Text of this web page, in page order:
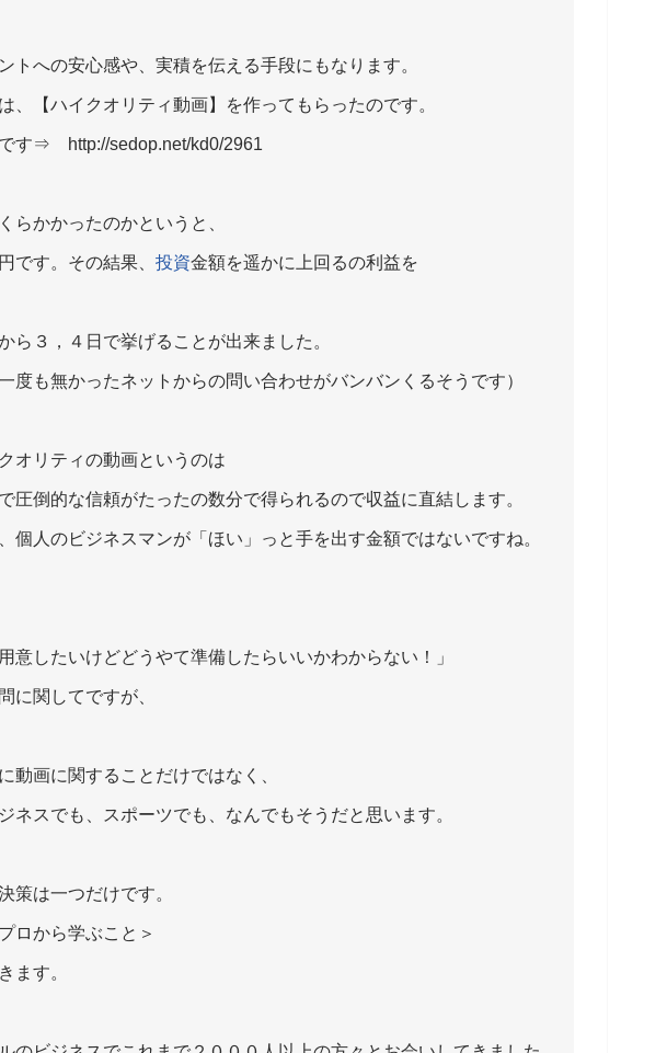
トへの安心感や、実積を伝える手段にもなります。
、【ハイクオリティ動画】を作ってもらったのです。
す⇒ http://sedop.net/kd0/2961
らかかったのかというと、
です。その結果、 投資金額を遥かに上回るの利益を
ら３，４日で挙げることが出来ました。
一度も無かったネットからの問い合わせがバンバンくるそうです）
オリティの動画というのは
圧倒的な信頼がたったの数分で得られるので収益に直結します。
個人のビジネスマンが「ほい」っと手を出す金額ではないですね。
用意したいけどどうやて準備したらいいかわからない！」
に関してですが、
動画に関することだけではなく、
ネスでも、スポーツでも、なんでもそうだと思います。
策は一つだけです。
ロから学ぶこと＞
ます。